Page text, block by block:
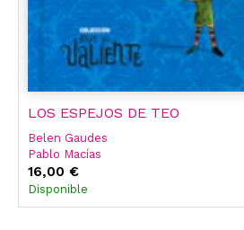
LOS ESPEJOS DE TEO
Belen Gaudes
Pablo Macías
16,00 €
Disponible